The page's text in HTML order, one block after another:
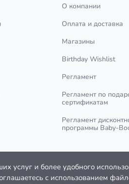
О компании
Оплата и доставка
Магазины
Birthday Wishlist
Регламент
Регламент по
сертификатам
Регламент
программы Baby-
услуг и более удобного
с использованием